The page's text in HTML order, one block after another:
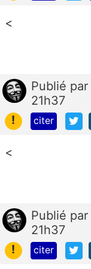
<
Publié par
21h37
!
citer
<
Publié par
21h37
!
citer